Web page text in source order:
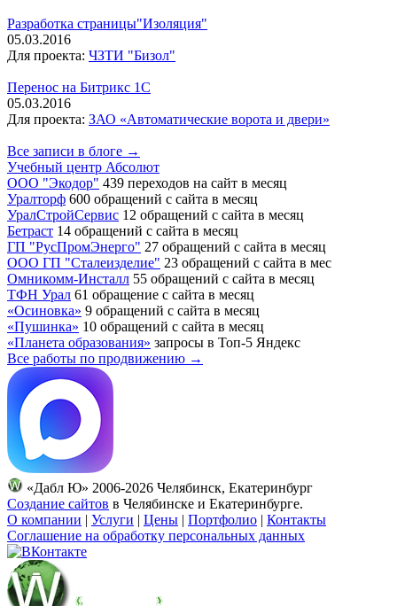
Разработка страницы"Изоляция"
05.03.2016
Для проекта: ЧЗТИ "Бизол"
Перенос на Битрикс 1С
05.03.2016
Для проекта: ЗАО «Автоматические ворота и двери»
Все записи в блоге →
Учебный центр Абсолют
ООО "Экодор" 439 переходов на сайт в месяц
Уралторф 600 обращений с сайта в месяц
УралСтройСервис 12 обращений с сайта в месяц
Бетраст 14 обращений с сайта в месяц
ГП "РусПромЭнерго" 27 обращений с сайта в месяц
ООО ГП "Сталеизделие" 23 обращений с сайта в мес
Омникомм-Инсталл 55 обращений с сайта в месяц
ТФН Урал 61 обращение с сайта в месяц
«Осиновка» 9 обращений с сайта в месяц
«Пушинка» 10 обращений с сайта в месяц
«Планета образования» запросы в Топ-5 Яндекс
Все работы по продвижению →
«Дабл Ю» 2006-2026 Челябинск, Екатеринбург
Создание сайтов в Челябинске и Екатеринбурге.
О компании | Услуги | Цены | Портфолио | Контакты
Соглашение на обработку персональных данных